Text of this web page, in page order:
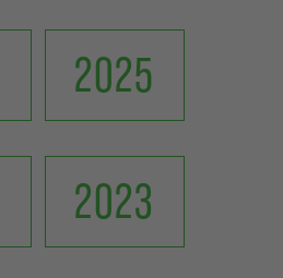
2025
2023